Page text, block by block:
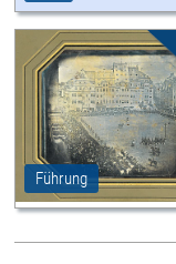
Führung